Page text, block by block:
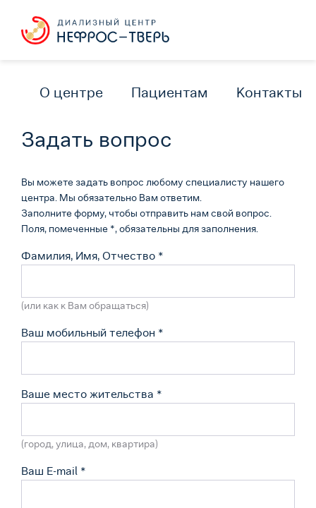
О центре Пациентам Контакты
Задать вопрос
Вы можете задать вопрос любому специалисту нашего
центра. Мы обязательно Вам ответим.
Заполните форму, чтобы отправить нам свой вопрос.
Поля, помеченные *, обязательны для заполнения.
Фамилия, Имя, Отчество *
(или как к Вам обращаться)
Ваш мобильный телефон *
Ваше меcто жительства *
(город, улица, дом, квартира)
Ваш E-mail *